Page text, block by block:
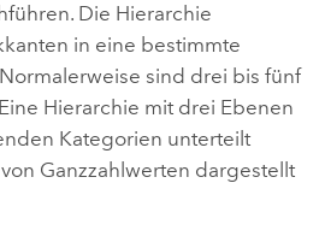
Die Hierarchie
in eine bestimmte
sind drei bis fünf
Hierarchie mit drei Ebenen
Kategorien unterteilt
Ganzzahlwerten dargestellt